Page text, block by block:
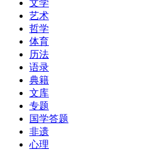
文学
艺术
哲学
体育
历法
语录
典籍
文库
专题
国学答题
非遗
心理